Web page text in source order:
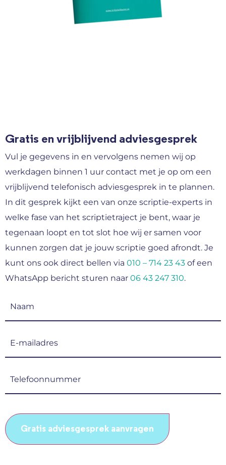
Gratis en vrijblijvend adviesgesprek
Vul je gegevens in en vervolgens nemen wij op
werkdagen binnen 1 uur contact met je op om een
vrijblijvend telefonisch adviesgesprek in te plannen.
In dit gesprek kijkt een van onze scriptie-experts in
welke fase van het scriptietraject je bent, waar je
tegenaan loopt en tot slot hoe wij er samen voor
kunnen zorgen dat je jouw scriptie goed afrondt. Je
kunt ons ook direct bellen via 010 – 714 23 43 of een
WhatsApp bericht sturen naar 06 43 247 310.